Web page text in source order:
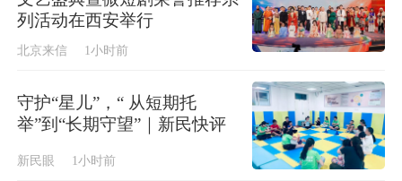
列活动在西安举行
北京来信 1小时前
守护“星儿”，“ 从短期托
举”到“长期守望”｜新民快评
新民眼 1小时前